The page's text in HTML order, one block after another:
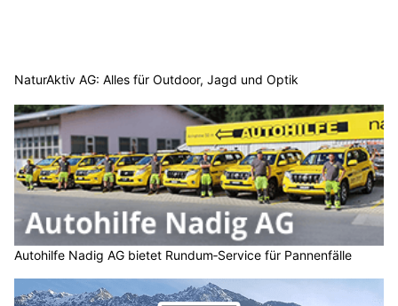
NaturAktiv AG: Alles für Outdoor, Jagd und Optik
Autohilfe Nadig AG bietet Rundum‑Service für Pannenfälle